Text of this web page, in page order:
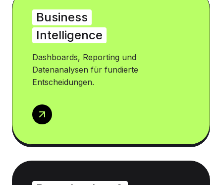
Business
Intelligence
Dashboards, Reporting und
Datenanalysen für fundierte
Entscheidungen.